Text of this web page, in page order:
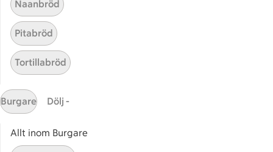
Utvalda leverantörer
Annonsera
Jobba på ICA
Hållbarhet
ICA Stiftelsen
En god morgondag
Naanbröd
Pitabröd
Tortillabröd
Burgare Dölj -
Allt inom Burgare